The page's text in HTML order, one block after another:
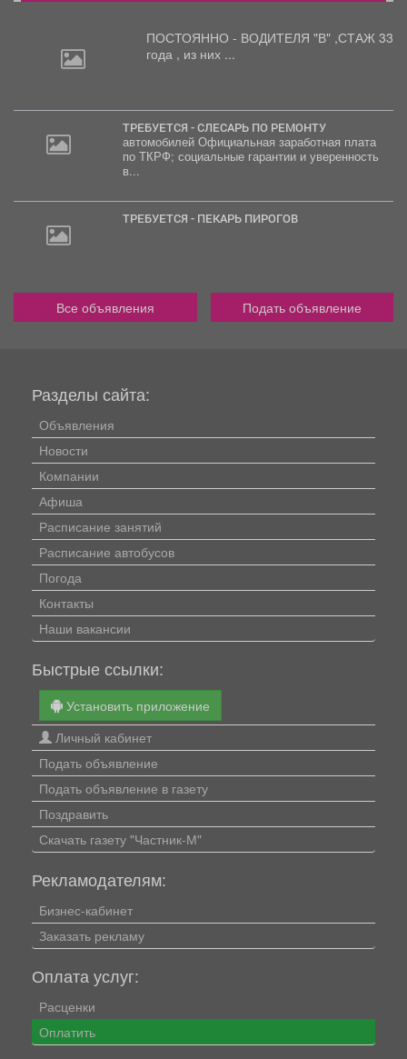
ПОСТОЯННО - ВОДИТЕЛЯ "В" ,СТАЖ 33
года , из них ...
ТРЕБУЕТСЯ - СЛЕСАРЬ ПО РЕМОНТУ
автомобилей Официальная заработная плата
по ТКРФ; социальные гарантии и уверенность
в...
30
ТРЕБУЕТСЯ - ПЕКАРЬ ПИРОГОВ
Все объявления Подать объявление
Разделы сайта:
Объявления
Новости
Компании
Афиша
Расписание занятий
Расписание автобусов
Погода
Контакты
Наши вакансии
Быстрые ссылки:
Установить приложение
Личный кабинет
Подать объявление
Подать объявление в газету
Поздравить
Скачать газету "Частник-М"
Рекламодателям:
Бизнес-кабинет
Заказать рекламу
Оплата услуг:
Расценки
Оплатить